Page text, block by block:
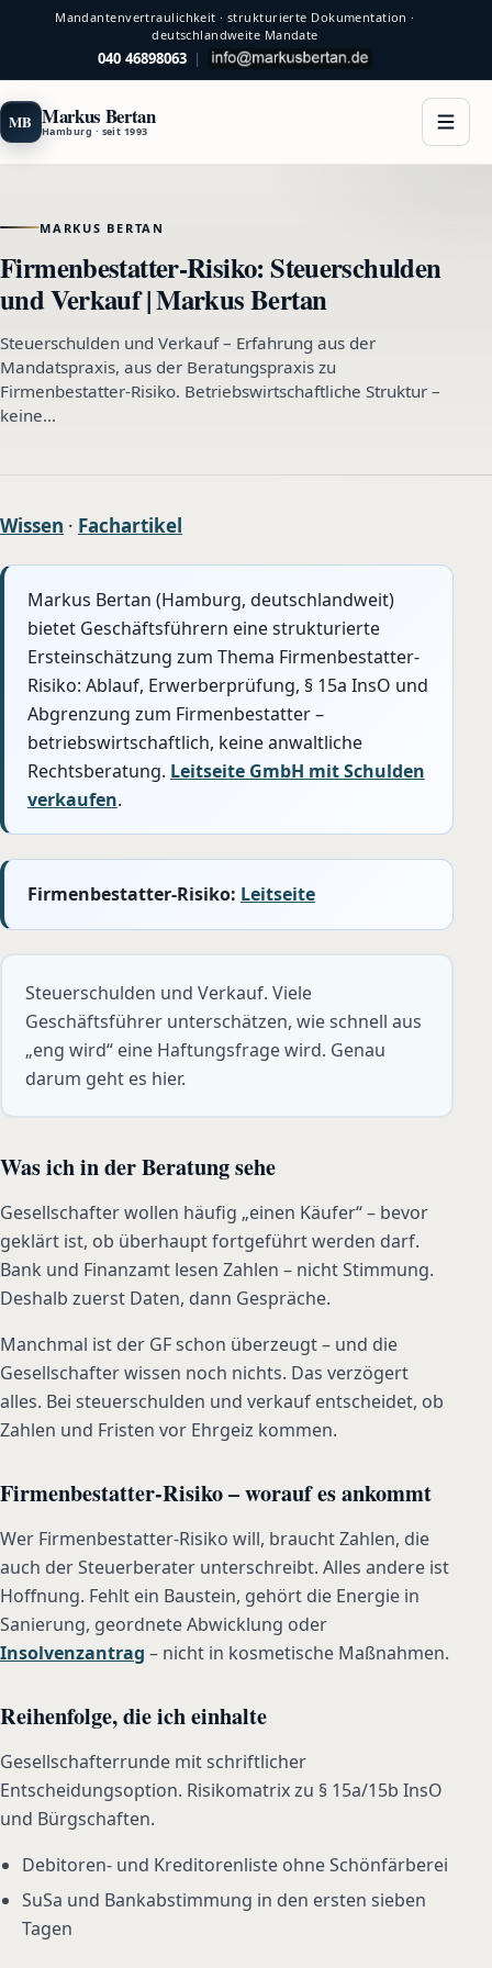
Mandantenvertraulichkeit · strukturierte Dokumentation ·
deutschlandweite Mandate
040 46898063 |
MB Markus Bertan
Hamburg · seit 1993
MARKUS BERTAN
Firmenbestatter-Risiko: Steuerschulden
und Verkauf | Markus Bertan
Steuerschulden und Verkauf – Erfahrung aus der
Mandatspraxis, aus der Beratungspraxis zu
Firmenbestatter-Risiko. Betriebswirtschaftliche Struktur –
keine…
Wissen · Fachartikel
Markus Bertan (Hamburg, deutschlandweit)
bietet Geschäftsführern eine strukturierte
Ersteinschätzung zum Thema Firmenbestatter-
Risiko: Ablauf, Erwerberprüfung, § 15a InsO und
Abgrenzung zum Firmenbestatter –
betriebswirtschaftlich, keine anwaltliche
Rechtsberatung. Leitseite GmbH mit Schulden
verkaufen.
Firmenbestatter-Risiko: Leitseite
Steuerschulden und Verkauf. Viele
Geschäftsführer unterschätzen, wie schnell aus
„eng wird“ eine Haftungsfrage wird. Genau
darum geht es hier.
Was ich in der Beratung sehe
Gesellschafter wollen häufig „einen Käufer“ – bevor
geklärt ist, ob überhaupt fortgeführt werden darf.
Bank und Finanzamt lesen Zahlen – nicht Stimmung.
Deshalb zuerst Daten, dann Gespräche.
Manchmal ist der GF schon überzeugt – und die
Gesellschafter wissen noch nichts. Das verzögert
alles. Bei steuerschulden und verkauf entscheidet, ob
Zahlen und Fristen vor Ehrgeiz kommen.
Firmenbestatter-Risiko – worauf es ankommt
Wer Firmenbestatter-Risiko will, braucht Zahlen, die
auch der Steuerberater unterschreibt. Alles andere ist
Hoffnung. Fehlt ein Baustein, gehört die Energie in
Sanierung, geordnete Abwicklung oder
Insolvenzantrag – nicht in kosmetische Maßnahmen.
Reihenfolge, die ich einhalte
Gesellschafterrunde mit schriftlicher
Entscheidungsoption. Risikomatrix zu § 15a/15b InsO
und Bürgschaften.
Debitoren- und Kreditorenliste ohne Schönfärberei
SuSa und Bankabstimmung in den ersten sieben
Tagen